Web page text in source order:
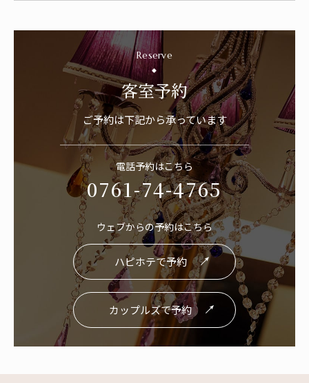
Reserve
客室予約
ご予約は下記から承っています
電話予約はこちら
0761-74-4765
ウェブからの予約はこちら
ハピホテで予約
カップルズで予約